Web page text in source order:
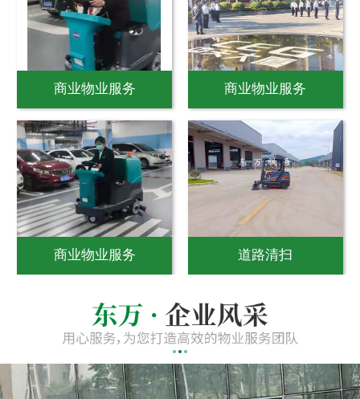
商业物业服务 商业物业服务
商业物业服务 道路清扫